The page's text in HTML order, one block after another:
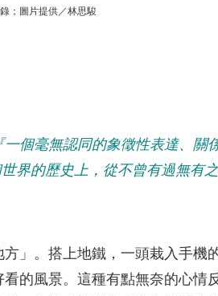
；圖片提供／林思駿
一個毫無認同的象徵性表達、
界的歷史上，從不曾有過無有之
」。搭上地鐵，一頭栽入手
的風景。這種有點無奈的心